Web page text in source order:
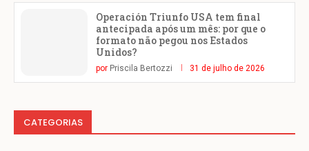
Operación Triunfo USA tem final
antecipada após um mês: por que o
formato não pegou nos Estados
Unidos?
por Priscila Bertozzi 31 de julho de 2026
CATEGORIAS